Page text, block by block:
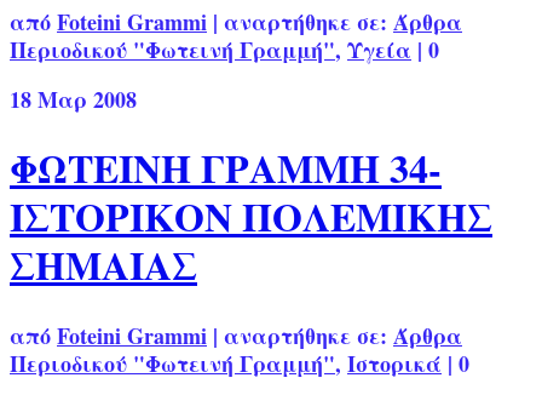
απόFoteini Grammi | αναρτήθηκε σε: Άρθρα
Περιοδικού "Φωτεινή Γραμμή", Υγεία | 0
18Μαρ 2008
ΦΩΤΕΙΝΗ ΓΡΑΜΜΗ 34-
ΙΣΤΟΡΙΚΟΝ ΠΟΛΕΜΙΚΗΣ
ΣΗΜΑΙΑΣ
απόFoteini Grammi | αναρτήθηκε σε: Άρθρα
Περιοδικού "Φωτεινή Γραμμή", Ιστορικά | 0